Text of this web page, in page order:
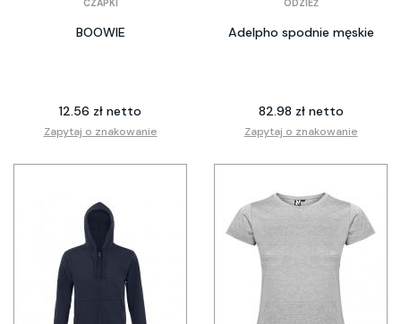
CZAPKI
BOOWIE
12.56 zł netto
Zapytaj o znakowanie
ODZIEŻ
Adelpho spodnie męskie
82.98 zł netto
Zapytaj o znakowanie